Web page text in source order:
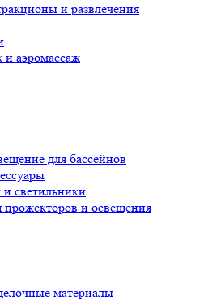
и развлечения
и аэромассаж
для бассейнов
светильники
прожекторов и освещения
материалы